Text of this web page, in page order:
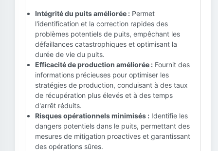
Intégrité du puits améliorée : Permet
l'identification et la correction rapides des
problèmes potentiels de puits, empêchant les
défaillances catastrophiques et optimisant la
durée de vie du puits.
Efficacité de production améliorée : Fournit des
informations précieuses pour optimiser les
stratégies de production, conduisant à des taux
de récupération plus élevés et à des temps
d'arrêt réduits.
Risques opérationnels minimisés : Identifie les
dangers potentiels dans le puits, permettant des
mesures de mitigation proactives et garantissant
des opérations sûres.